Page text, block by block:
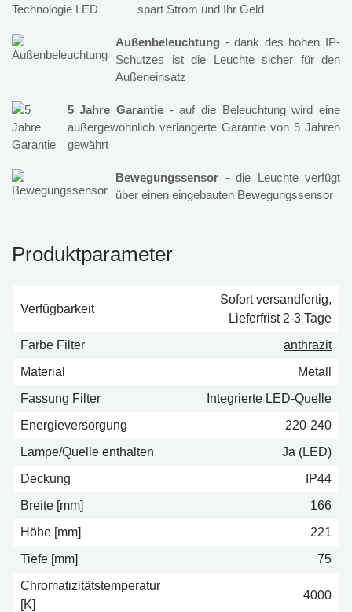
spart Strom und Ihr Geld
Außenbeleuchtung - dank des hohen IP-
Schutzes ist die Leuchte sicher für den
Außeneinsatz
5 Jahre Garantie - auf die Beleuchtung wird eine
außergewöhnlich verlängerte Garantie von 5 Jahren
gewährt
Bewegungssensor - die Leuchte verfügt
über einen eingebauten Bewegungssensor
Produktparameter
Verfügbarkeit
Sofort versandfertig,
Lieferfrist 2-3 Tage
Farbe Filter
anthrazit
Material
Metall
Fassung Filter
Integrierte LED-Quelle
Energieversorgung
220-240
Lampe/Quelle enthalten
Ja (LED)
Deckung
IP44
Breite [mm]
166
Höhe [mm]
221
Tiefe [mm]
75
Chromatizitätstemperatur
[K]
4000